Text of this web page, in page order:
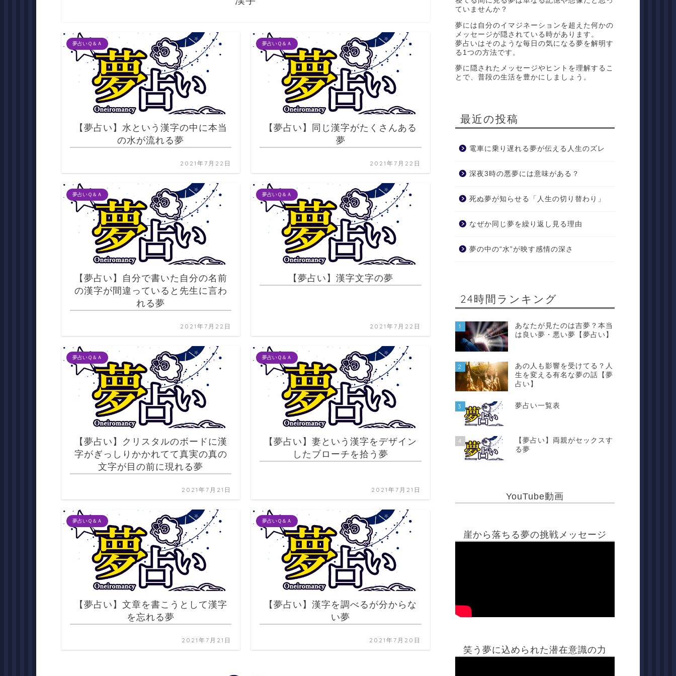
夢占いＱ＆Ａ
【夢占い】水という漢字の中に本当
の水が流れる夢
2021年7月22日
夢占いＱ＆Ａ
【夢占い】同じ漢字がたくさんある
夢
2021年7月22日
夢占いＱ＆Ａ
【夢占い】自分で書いた自分の名前
の漢字が間違っていると先生に言わ
れる夢
2021年7月22日
夢占いＱ＆Ａ
【夢占い】漢字文字の夢
2021年7月22日
夢占いＱ＆Ａ
【夢占い】クリスタルのボードに漢
字がぎっしりかかれてて真実の真の
文字が目の前に現れる夢
2021年7月21日
夢占いＱ＆Ａ
【夢占い】妻という漢字をデザイン
したブローチを拾う夢
2021年7月21日
夢占いＱ＆Ａ
【夢占い】文章を書こうとして漢字
を忘れる夢
2021年7月21日
夢占いＱ＆Ａ
【夢占い】漢字を調べるが分からな
い夢
2021年7月20日
ていませんか？
夢には自分のイマジネーションを超えた何かの
メッセージが隠されている時があります。
夢占いはそのような毎日の気になる夢を解明す
る1つの方法です。
夢に隠されたメッセージやヒントを理解するこ
とで、普段の生活を豊かにしましょう。
最近の投稿
電車に乗り遅れる夢が伝える人生のズレ
深夜3時の悪夢には意味がある？
死ぬ夢が知らせる「人生の切り替わり」
なぜか同じ夢を繰り返し見る理由
夢の中の“水”が映す感情の深さ
24時間ランキング
1
あなたが見たのは吉夢？本当
は良い夢・悪い夢【夢占い】
2
あの人も影響を受けてる？人
生を変える有名な夢の話【夢
占い】
3 夢占い一覧表
4
【夢占い】両親がセックスす
る夢
YouTube動画
崖から落ちる夢の挑戦メッセージ
笑う夢に込められた潜在意識の力